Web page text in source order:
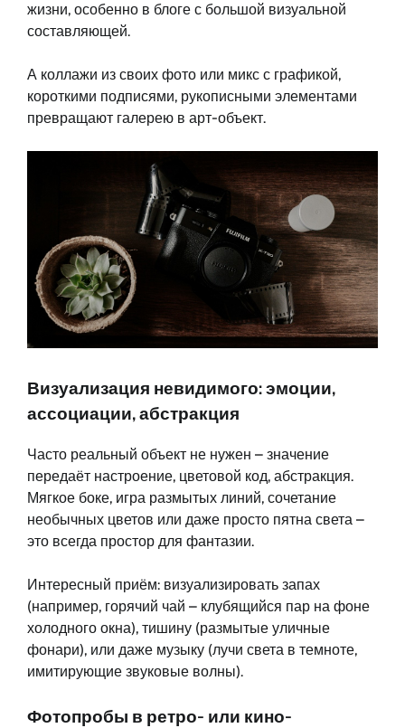
жизни, особенно в блоге с большой визуальной
составляющей.
А коллажи из своих фото или микс с графикой,
короткими подписями, рукописными элементами
превращают галерею в арт-объект.
Визуализация невидимого: эмоции,
ассоциации, абстракция
Часто реальный объект не нужен – значение
передаёт настроение, цветовой код, абстракция.
Мягкое боке, игра размытых линий, сочетание
необычных цветов или даже просто пятна света –
это всегда простор для фантазии.
Интересный приём: визуализировать запах
(например, горячий чай – клубящийся пар на фоне
холодного окна), тишину (размытые уличные
фонари), или даже музыку (лучи света в темноте,
имитирующие звуковые волны).
Фотопробы в ретро- или кино-